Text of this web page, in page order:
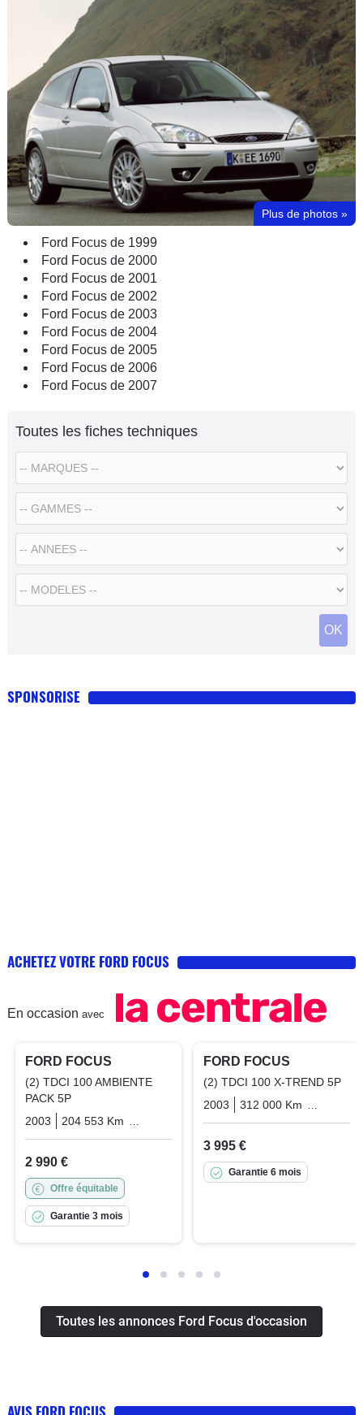
Plus de photos »
Ford Focus de 1999
Ford Focus de 2000
Ford Focus de 2001
Ford Focus de 2002
Ford Focus de 2003
Ford Focus de 2004
Ford Focus de 2005
Ford Focus de 2006
Ford Focus de 2007
Toutes les fiches techniques
SPONSORISE
ACHETEZ VOTRE FORD FOCUS
En occasion avec
FORD FOCUS
(2) TDCI 100 AMBIENTE
PACK 5P
2003
204 553 Km Diesel
2 990 €
Offre équitable
Garantie 3 mois
FORD FOCUS
(2) TDCI 100 X-TREND 5P
2003
312 000 Km
3 995 €
Garantie 6 mois
Toutes les annonces Ford Focus d'occasion
AVIS FORD FOCUS